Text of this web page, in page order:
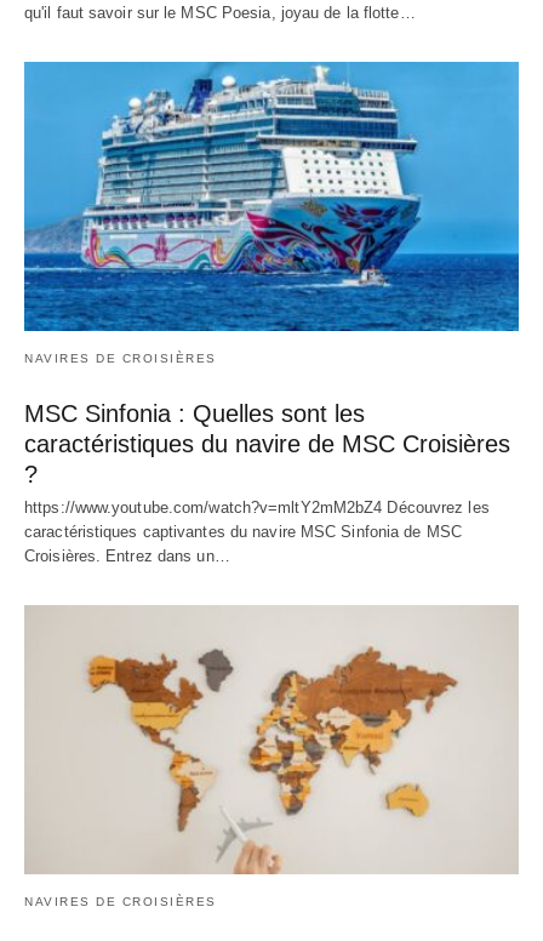
qu'il faut savoir sur le MSC Poesia, joyau de la flotte…
NAVIRES DE CROISIÈRES
MSC Sinfonia : Quelles sont les
caractéristiques du navire de MSC Croisières
?
https://www.youtube.com/watch?v=mltY2mM2bZ4 Découvrez les
caractéristiques captivantes du navire MSC Sinfonia de MSC
Croisières. Entrez dans un…
NAVIRES DE CROISIÈRES